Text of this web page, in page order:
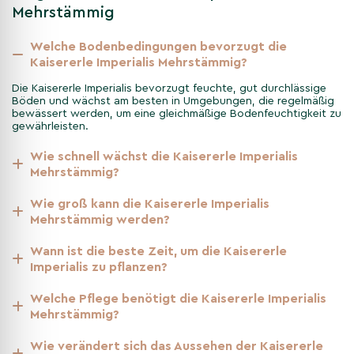
Ab Spätwinter/Frühjahr gelblich-braune Kätzchen; frischer,
Sommer
Dichtes, gesundes, feintexturiertes Laub spendet leichten
Schatten; sehr tolerant gegenüber Feuchte und
Herbst
bleiben teils bis in den Winter sichtbar.
Mehrstämmig
Welche Bodenbedingungen bevorzugt die
Kaisererle Imperialis Mehrstämmig?
Die Kaisererle Imperialis bevorzugt feuchte, gut durchlässige
Böden und wächst am besten in Umgebungen, die regelmäßig
bewässert werden, um eine gleichmäßige Bodenfeuchtigkeit zu
gewährleisten.
Wie schnell wächst die Kaisererle Imperialis
Mehrstämmig?
Wie groß kann die Kaisererle Imperialis
Mehrstämmig werden?
Wann ist die beste Zeit, um die Kaisererle
Imperialis zu pflanzen?
Welche Pflege benötigt die Kaisererle Imperialis
Mehrstämmig?
Wie verändert sich das Aussehen der Kaisererle